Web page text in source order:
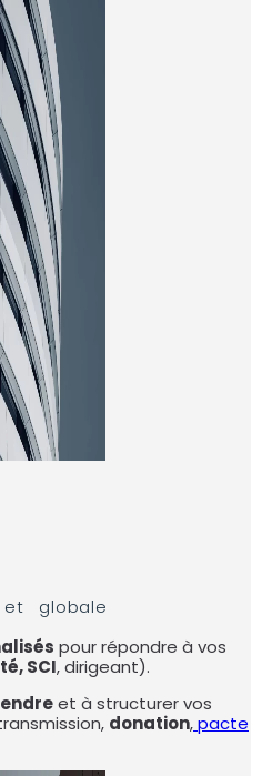
globale
pour répondre à vos
SCI, dirigeant).
et à structurer vos
donation,pacte